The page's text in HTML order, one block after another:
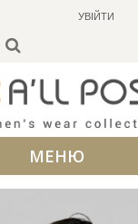
УВІЙТИ
МЕНЮ